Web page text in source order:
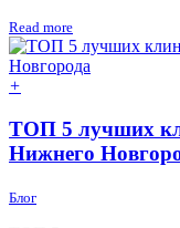
Read more
+
ТОП 5 лучших
Нижнего
Блог